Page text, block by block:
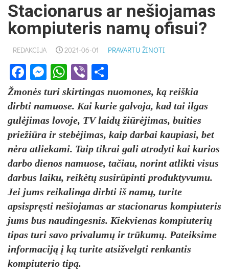
Stacionarus ar nešiojamas
kompiuteris namų ofisui?
REDAKCIJA 2021-06-01 PRAVARTU ŽINOTI
Facebook
Messenger
WhatsApp
Viber
Žmonės turi skirtingas nuomones, ką reiškia
dirbti namuose. Kai kurie galvoja, kad tai ilgas
gulėjimas lovoje, TV laidų žiūrėjimas, buities
priežiūra ir stebėjimas, kaip darbai kaupiasi, bet
nėra atliekami. Taip tikrai gali atrodyti kai kurios
darbo dienos namuose, tačiau, norint atlikti visus
darbus laiku, reikėtų susirūpinti produktyvumu.
Jei jums reikalinga dirbti iš namų, turite
apsispręsti nešiojamas ar stacionarus kompiuteris
jums bus naudingesnis. Kiekvienas kompiuterių
tipas turi savo privalumų ir trūkumų. Pateiksime
informaciją į ką turite atsižvelgti renkantis
kompiuterio tipą.